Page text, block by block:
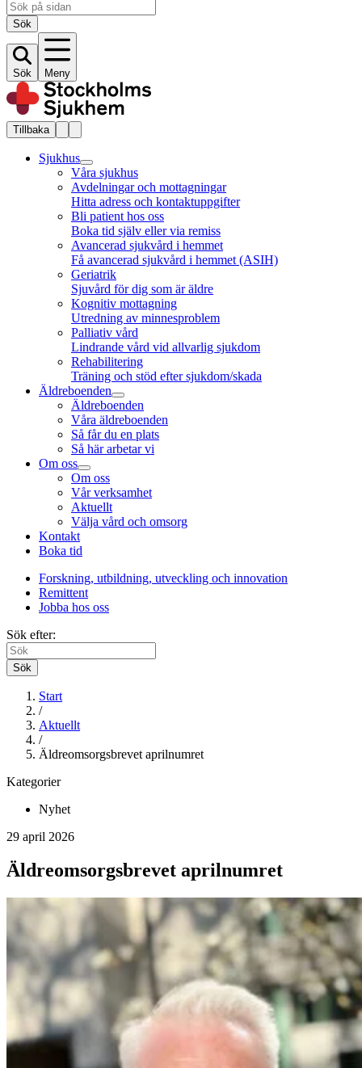
Sök
Sök Meny
Tillbaka
Sjukhus
Våra sjukhus
Avdelningar och mottagningar
Hitta adress och kontaktuppgifter
Bli patient hos oss
Boka tid själv eller via remiss
Avancerad sjukvård i hemmet
Få avancerad sjukvård i hemmet (ASIH)
Geriatrik
Sjuvård för dig som är äldre
Kognitiv mottagning
Utredning av minnesproblem
Palliativ vård
Lindrande vård vid allvarlig sjukdom
Rehabilitering
Träning och stöd efter sjukdom/skada
Äldreboenden
Äldreboenden
Våra äldreboenden
Så får du en plats
Så här arbetar vi
Om oss
Om oss
Vår verksamhet
Aktuellt
Välja vård och omsorg
Kontakt
Boka tid
Forskning, utbildning, utveckling och innovation
Remittent
Jobba hos oss
Sök efter:
Sök
Start
/
Aktuellt
/
Äldreomsorgsbrevet aprilnumret
Kategorier
Nyhet
29 april 2026
Äldreomsorgsbrevet aprilnumret